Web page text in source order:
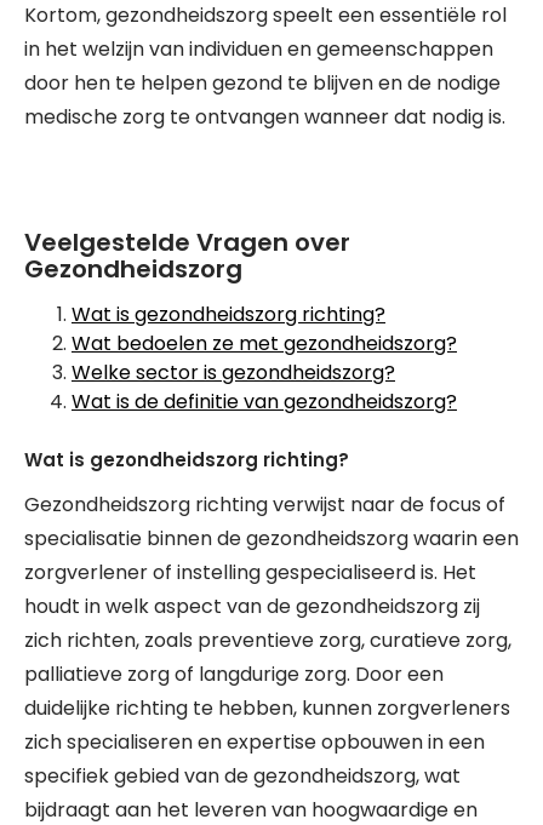
Kortom, gezondheidszorg speelt een essentiële rol
in het welzijn van individuen en gemeenschappen
door hen te helpen gezond te blijven en de nodige
medische zorg te ontvangen wanneer dat nodig is.
Veelgestelde Vragen over
Gezondheidszorg
Wat is gezondheidszorg richting?
Wat bedoelen ze met gezondheidszorg?
Welke sector is gezondheidszorg?
Wat is de definitie van gezondheidszorg?
Wat is gezondheidszorg richting?
Gezondheidszorg richting verwijst naar de focus of
specialisatie binnen de gezondheidszorg waarin een
zorgverlener of instelling gespecialiseerd is. Het
houdt in welk aspect van de gezondheidszorg zij
zich richten, zoals preventieve zorg, curatieve zorg,
palliatieve zorg of langdurige zorg. Door een
duidelijke richting te hebben, kunnen zorgverleners
zich specialiseren en expertise opbouwen in een
specifiek gebied van de gezondheidszorg, wat
bijdraagt aan het leveren van hoogwaardige en